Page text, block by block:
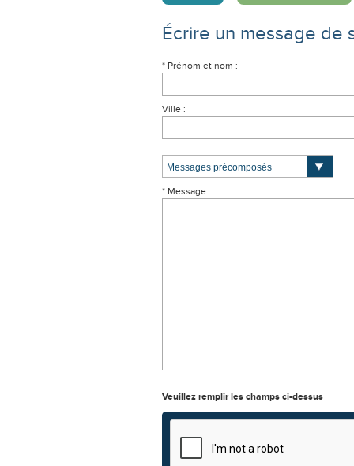
Écrire un message de
* Prénom et nom :
Ville :
* Message:
Veuillez remplir les champs ci-dessus